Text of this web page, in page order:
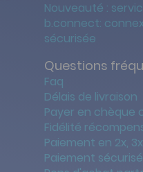
Nouveauté :
b.connect:
sécurisée
Questions
Faq
Délais de livraison
Payer en chèque
Fidélité
Paiement en 2x, 3x
Paiement